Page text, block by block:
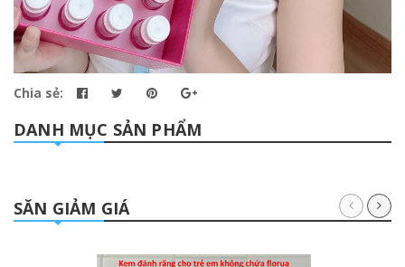
Chia sẻ:
DANH MỤC SẢN PHẨM
SĂN GIẢM GIÁ